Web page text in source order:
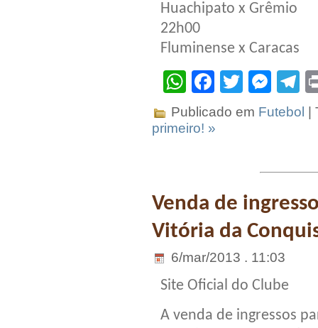
Huachipato x Grêmio
22h00
Fluminense x Caracas
WhatsApp
Facebook
Twitter
Publicado em Futebol
|
primeiro! »
Venda de
Vitória da
6/mar/2013 . 11:03
Site Oficial do Clube
A venda de ingressos